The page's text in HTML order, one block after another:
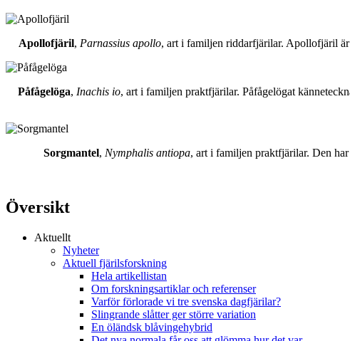
Apollofjäril, Parnassius apollo, art i familjen riddarfjärilar. Apollofjäril är
Påfågelöga, Inachis io, art i familjen praktfjärilar. Påfågelögat
Sorgmantel, Nymphalis antiopa, art i familjen praktfjärilar. Den
Översikt
Aktuellt
Nyheter
Aktuell fjärilsforskning
Hela artikellistan
Om forskningsartiklar och referenser
Varför förlorade vi tre svenska dagfjärilar?
Slingrande slåtter ger större variation
En öländsk blåvingehybrid